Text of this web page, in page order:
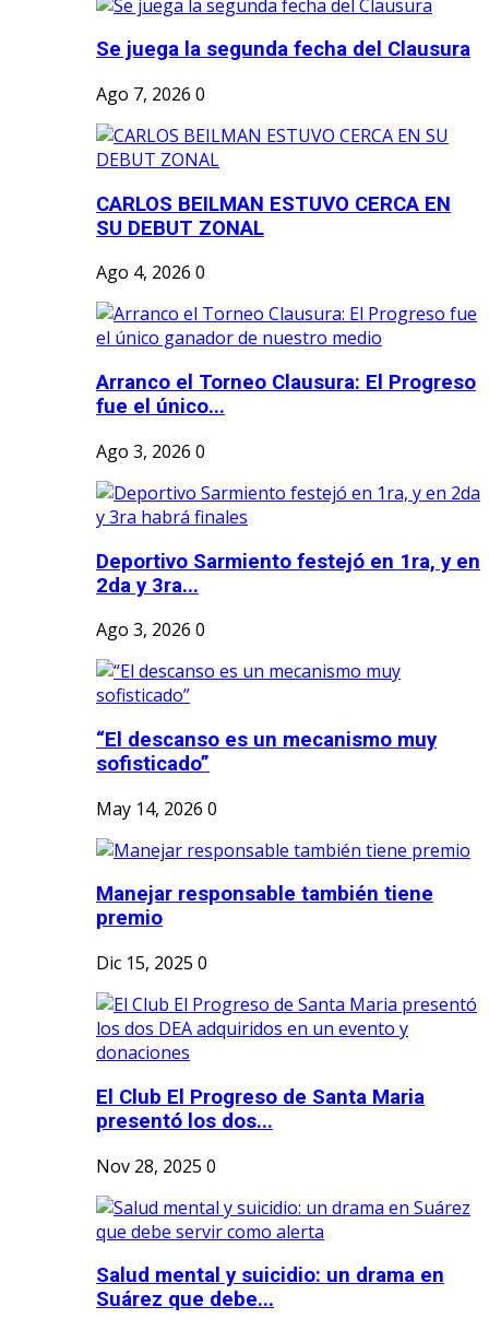
Se juega la segunda fecha del Clausura
Ago 7, 2026 0
CARLOS BEILMAN ESTUVO CERCA EN
SU DEBUT ZONAL
Ago 4, 2026 0
Arranco el Torneo Clausura: El Progreso
fue el único...
Ago 3, 2026 0
Deportivo Sarmiento festejó en 1ra, y en
2da y 3ra...
Ago 3, 2026 0
“El descanso es un mecanismo muy
sofisticado”
May 14, 2026 0
Manejar responsable también tiene
premio
Dic 15, 2025 0
El Club El Progreso de Santa Maria
presentó los dos...
Nov 28, 2025 0
Salud mental y suicidio: un drama en
Suárez que debe...